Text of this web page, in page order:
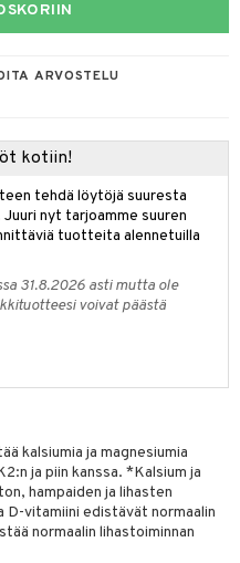
ARVOSTELU
kotiin!
tehdä löytöjä suuresta
nyt tarjoamme suuren
tuotteita alennetuilla
31.8.2026 asti mutta ole
voivat päästä
kalsiumia ja magnesiumia
ja piin kanssa. *Kalsium ja
hampaiden ja lihasten
D-vitamiini edistävät normaalin
normaalin lihastoiminnan